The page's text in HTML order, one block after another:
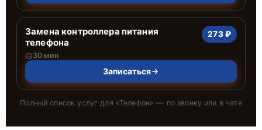
Замена контроллера питания
телефона
30 мин
273 ₽
Записаться
Полный список услуг для «Телефон» — по звонку или в чате